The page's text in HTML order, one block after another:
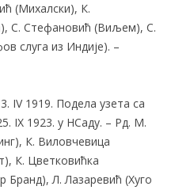
(Михалски), К.
С. Стефановић (Виљем), С.
слуга из Индије). –
IV 1919. Подела узета са
IX 1923. у НСаду. – Рд. М.
К. Виловчевица
К. Цветковићка
Л. Лазаревић (Хуго